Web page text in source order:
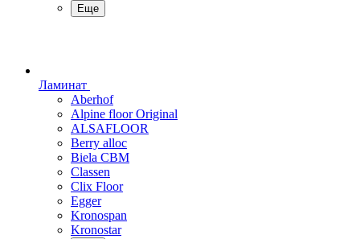
Еще
Ламинат
Aberhof
Alpine floor Original
ALSAFLOOR
Berry alloc
Biela CBM
Classen
Clix Floor
Egger
Kronospan
Kronostar